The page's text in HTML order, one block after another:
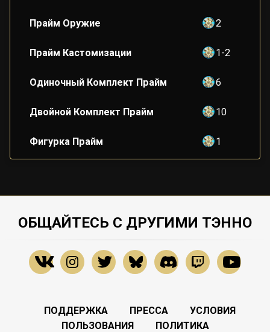
Прайм Оружие 2
Прайм Кастомизации 1-2
Одиночный Комплект Прайм 6
Двойной Комплект Прайм 10
Фигурка Прайм 1
ОБЩАЙТЕСЬ С ДРУГИМИ ТЭННО
ПОДДЕРЖКА ПРЕССА
УСЛОВИЯ
ПОЛЬЗОВАНИЯ
ПОЛИТИКА